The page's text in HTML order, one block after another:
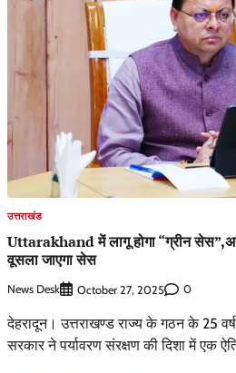
उत्तराखंड
Uttarakhand में लागू होगा “ग्रीन
वूसला जाएगा सेस
News Desk October 27, 2025 0
देहरादून। उत्तराखण्ड राज्य के गठन के 25
सरकार ने पर्यावरण संरक्षण की दिशा में एक